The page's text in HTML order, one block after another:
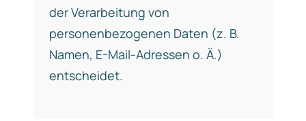
der Verarbeitung von
personenbezogenen Daten (z. B.
Namen, E-Mail-Adressen o. Ä.)
entscheidet.